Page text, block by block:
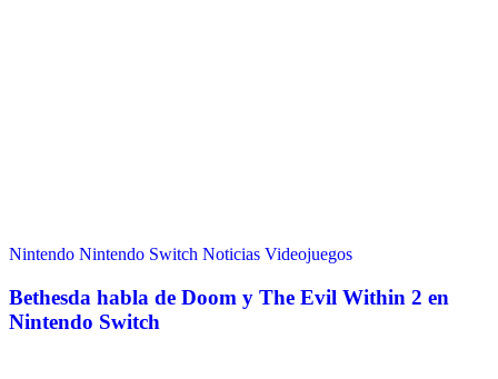
Nintendo Nintendo Switch Noticias Videojuegos
Bethesda habla de Doom y The Evil Within 2 en
Nintendo Switch